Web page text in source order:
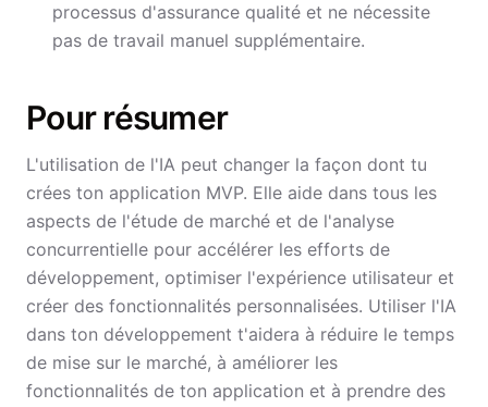
processus d'assurance qualité et ne nécessite
pas de travail manuel supplémentaire.
Pour résumer
L'utilisation de l'IA peut changer la façon dont tu
crées ton application MVP. Elle aide dans tous les
aspects de l'étude de marché et de l'analyse
concurrentielle pour accélérer les efforts de
développement, optimiser l'expérience utilisateur et
créer des fonctionnalités personnalisées. Utiliser l'IA
dans ton développement t'aidera à réduire le temps
de mise sur le marché, à améliorer les
fonctionnalités de ton application et à prendre des